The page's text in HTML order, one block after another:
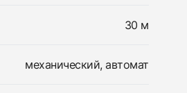
30 м
механический, автомат